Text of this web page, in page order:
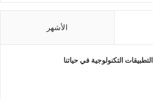
الأشهر
التطبيقات التكنولوجية في حياتنا